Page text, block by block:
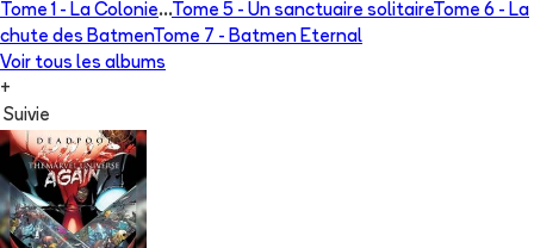
Tome 1 - La Colonie...Tome 5 - Un sanctuaire solitaireTome 6 - La
chute des BatmenTome 7 - Batmen Eternal
Voir tous les albums
+
Suivie